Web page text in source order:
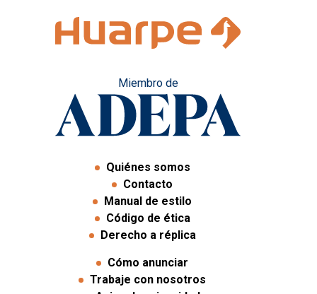
Miembro de
Quiénes somos
Contacto
Manual de estilo
Código de ética
Derecho a réplica
Cómo anunciar
Trabaje con nosotros